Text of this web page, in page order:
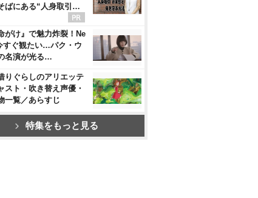
ばにある“人身取引…
がけ』で魅力炸裂！Ne
すぐ観たい…パク・ウ
名演が光る…
りぐらしのアリエッテ
スト・吹き替え声優・
一覧／あらすじ
特集をもっと見る